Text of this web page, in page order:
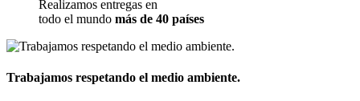
Realizamos entregas en
todo el mundo más de 40 países
Trabajamos respetando el medio ambiente.